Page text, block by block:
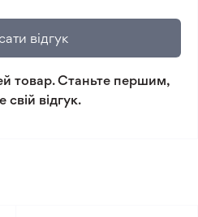
згідно з умовами
300 грн.
відгук
товар. Станьте першим,
свій відгук.